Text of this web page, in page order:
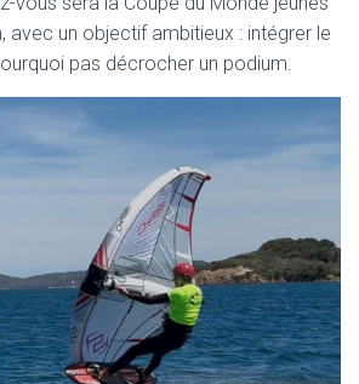
avec un objectif ambitieux : intégrer le
pas décrocher un podium.